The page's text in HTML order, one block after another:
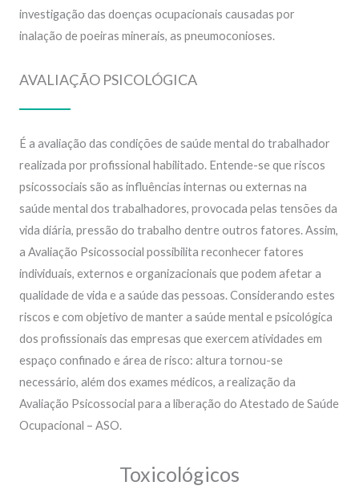
investigação das doenças ocupacionais causadas por
inalação de poeiras minerais, as pneumoconioses.
AVALIAÇÃO PSICOLÓGICA
É a avaliação das condições de saúde mental do trabalhador
realizada por profissional habilitado. Entende-se que riscos
psicossociais são as influências internas ou externas na
saúde mental dos trabalhadores, provocada pelas tensões da
vida diária, pressão do trabalho dentre outros fatores. Assim,
a Avaliação Psicossocial possibilita reconhecer fatores
individuais, externos e organizacionais que podem afetar a
qualidade de vida e a saúde das pessoas. Considerando estes
riscos e com objetivo de manter a saúde mental e psicológica
dos profissionais das empresas que exercem atividades em
espaço confinado e área de risco: altura tornou-se
necessário, além dos exames médicos, a realização da
Avaliação Psicossocial para a liberação do Atestado de Saúde
Ocupacional – ASO.
Toxicológicos